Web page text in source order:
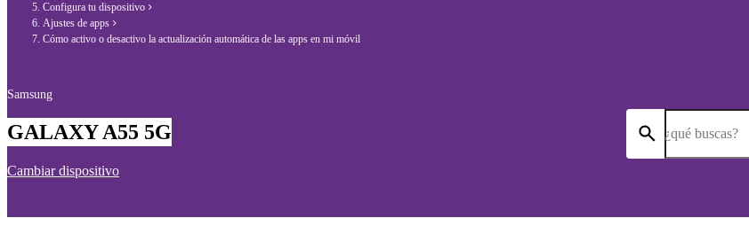
Configura tu dispositivo
Ajustes de apps
Cómo activo o desactivo la actualización automática de las apps en mi móvil
Samsung
GALAXY A55 5G
Cambiar dispositivo
¿qué buscas?